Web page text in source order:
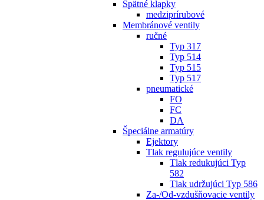
Spätné klapky
medziprírubové
Membránové ventily
ručné
Typ 317
Typ 514
Typ 515
Typ 517
pneumatické
FO
FC
DA
Špeciálne armatúry
Ejektory
Tlak regulujúce ventily
Tlak redukujúci Typ
582
Tlak udržujúci Typ 586
Za-/Od-vzdušňovacie ventily